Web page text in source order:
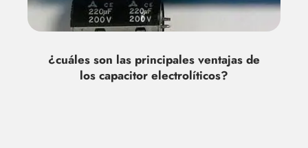
¿cuáles son las principales ventajas de
los capacitor electrolíticos?